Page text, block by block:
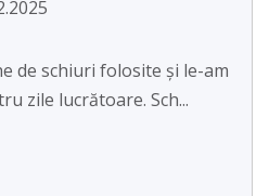
de schiuri folosite și le-am
zile lucrătoare. Sch...